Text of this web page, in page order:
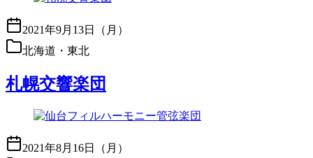
2021年9月13日（月）
北海道・東北
札幌交響楽団
2021年8月16日（月）